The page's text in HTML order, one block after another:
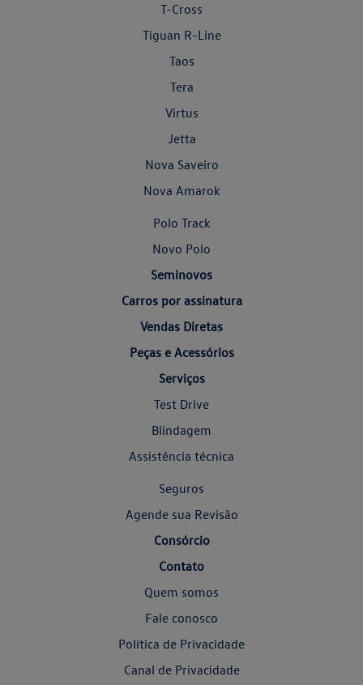
T-Cross
Tiguan R-Line
Taos
Tera
Virtus
Jetta
Nova Saveiro
Nova Amarok
Polo Track
Novo Polo
Seminovos
Carros por assinatura
Vendas Diretas
Peças e Acessórios
Serviços
Test Drive
Blindagem
Assistência técnica
Seguros
Agende sua Revisão
Consórcio
Contato
Quem somos
Fale conosco
Política de Privacidade
Canal de Privacidade